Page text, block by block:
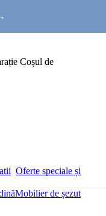
Coșul de
Oferte speciale și
Mobilier de șezut